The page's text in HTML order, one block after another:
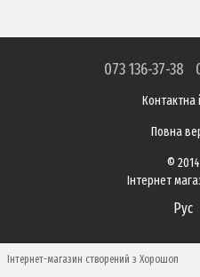
073 136-37-38
Контактна
Повна
©
Інтернет
Рус
Інтернет-магазин створений з Хорошоп